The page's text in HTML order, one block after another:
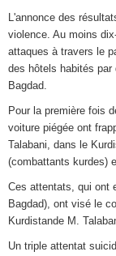
L'annonce des
violence. Au moins
attaques à travers le
des hôtels habités
Bagdad.
Pour la première fois
voiture piégée ont
Talabani, dans le
(combattants kurdes)
Ces attentats, qui ont
Bagdad), ont visé le
Kurdistande M.
Un triple attentat